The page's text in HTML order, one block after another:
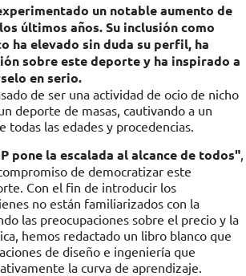
un notable aumento de
últimos años. Su inclusión como
ha elevado sin duda su perfil, ha
sobre este deporte y ha inspirado a
en serio.
de ser una actividad de ocio de nicho
deporte de masas, cautivando a un
todas las edades y procedencias.
pone la escalada al alcance de todos"
de democratizar este
Con el fin de introducir los
no están familiarizados con la
las preocupaciones sobre el precio y la
hemos redactado un libro blanco que
de diseño e ingeniería que
la curva de aprendizaje.